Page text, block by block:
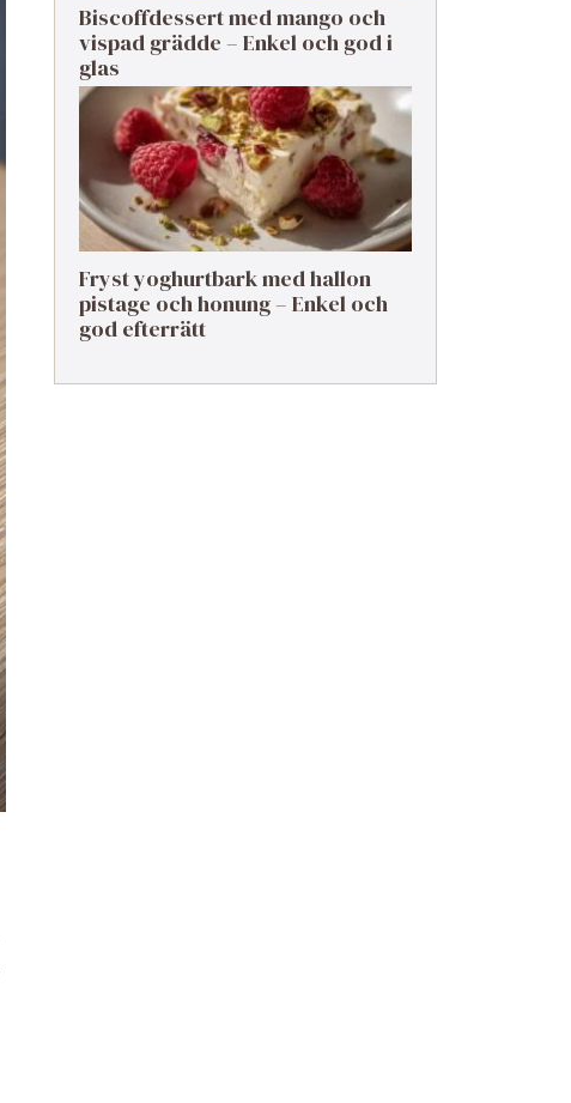
Biscoffdessert med mango och
vispad grädde – Enkel och god i
glas
Fryst yoghurtbark med hallon
pistage och honung – Enkel och
god efterrätt